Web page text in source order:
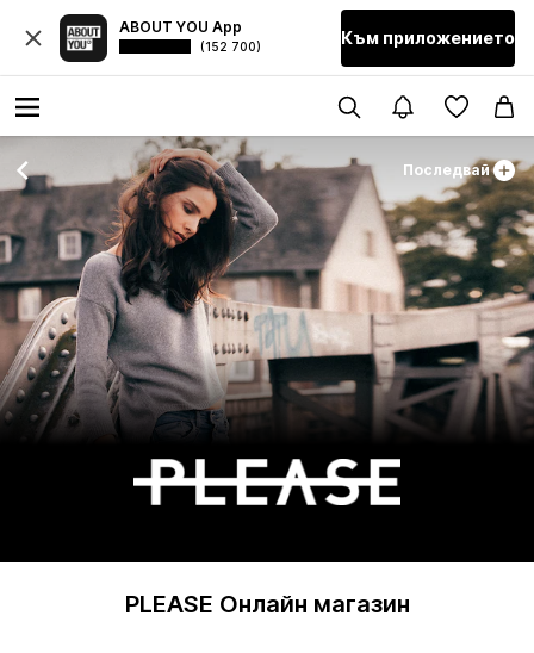
ABOUT YOU App
(152 700) Към приложението
Последвай
PLEASE Онлайн магазин